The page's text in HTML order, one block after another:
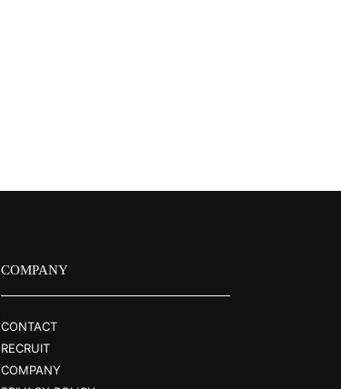
COMPANY
CONTACT
RECRUIT
COMPANY